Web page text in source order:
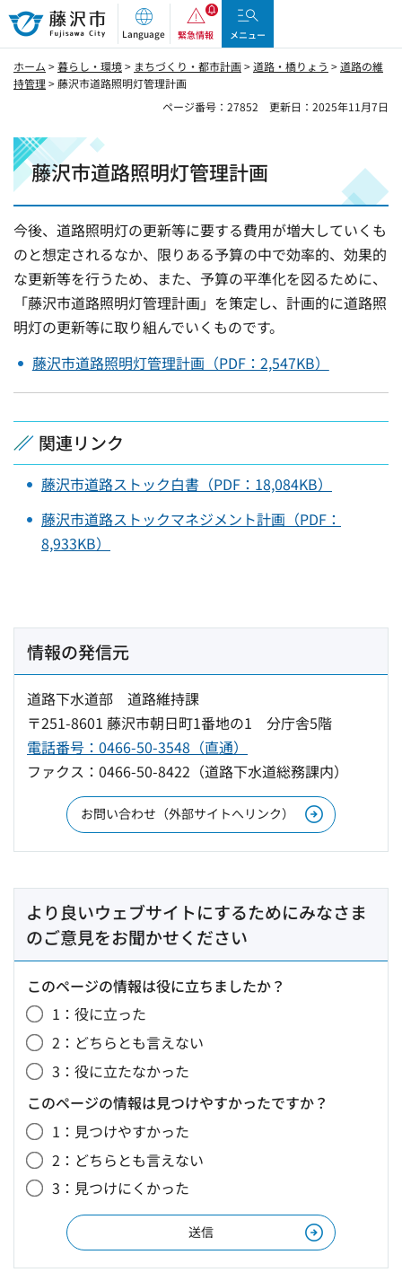
藤沢市
Language 緊急情報 メニュー
ホーム >暮らし・環境> まちづくり・都市計画>道路・橋りょう >道路の維
持管理> 藤沢市道路照明灯管理計画
ページ番号：27852
更新日：2025年11月7日
藤沢市道路照明灯管理計画
今後、道路照明灯の更新等に要する費用が増大していくも
のと想定されるなか、限りある予算の中で効率的、効果的
な更新等を行うため、また、予算の平準化を図るために、
「藤沢市道路照明灯管理計画」を策定し、計画的に道路照
明灯の更新等に取り組んでいくものです。
藤沢市道路照明灯管理計画（PDF：2,547KB）
関連リンク
藤沢市道路ストック白書（PDF：18,084KB）
藤沢市道路ストックマネジメント計画（PDF：
8,933KB）
情報の発信元
道路下水道部 道路維持課
〒251-8601 藤沢市朝日町1番地の1 分庁舎5階
電話番号：0466-50-3548（直通）
ファクス：0466-50-8422（道路下水道総務課内）
お問い合わせ（外部サイトへリンク）
より良いウェブサイトにするためにみなさま
のご意見をお聞かせください
このページの情報は役に立ちましたか？
1：役に立った
2：どちらとも言えない
3：役に立たなかった
このページの情報は見つけやすかったですか？
1：見つけやすかった
2：どちらとも言えない
3：見つけにくかった